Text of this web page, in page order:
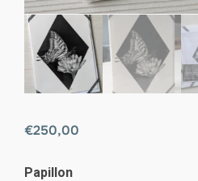
€250,00
Papillon